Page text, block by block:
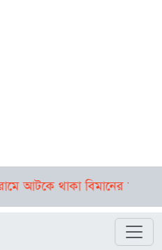
থাকা বিমানের ফ্লাইট ঢাকায়